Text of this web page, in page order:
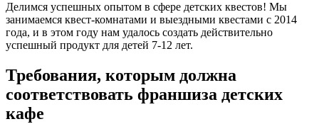
Делимся успешных опытом в сфере детских квестов! Мы
занимаемся квест-комнатами и выездными квестами с 2014
года, и в этом году нам удалось создать действительно
успешный продукт для детей 7-12 лет.
Требования, которым должна
соответствовать франшиза детских
кафе